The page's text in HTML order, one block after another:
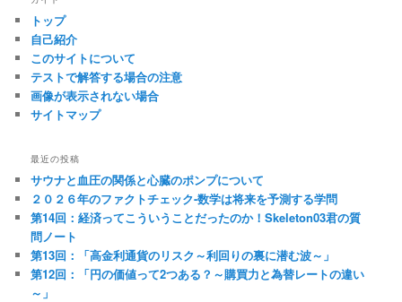
ョ
ン
トップ
自己紹介
このサイトについて
テストで解答する場合の注意
画像が表示されない場合
サイトマップ
最近の投稿
サウナと血圧の関係と心臓のポンプについて
２０２６年のファクトチェック-数学は将来を予測する学問
第14回：経済ってこういうことだったのか！Skeleton03君の質
問ノート
第13回：「高金利通貨のリスク～利回りの裏に潜む波～」
第12回：「円の価値って2つある？～購買力と為替レートの違い
～」